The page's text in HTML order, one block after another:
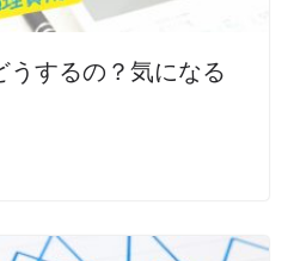
するの？気になる